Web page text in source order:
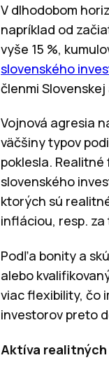
V dlhodobom
napríklad od
vyše 15 %,
slovenského
členmi
Vojnová agresia
väčšiny typov
poklesla.
slovenského
ktorých sú
infláciou, resp.
Podľa bonity a
alebo
viac flexibility, čo
investorov preto
Aktíva realitných